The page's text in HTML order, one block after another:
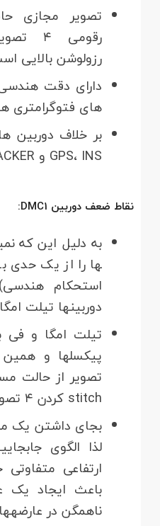
تصویر مجازی
رزولوشن بالایی
های فتوگرامتری
GPS، INS و STAR TRACKER ندارند.
نقاط ضعف دوربین DMC1:
ها را از یک حدی
استحکام
دوربین­ها تیلت
تیلت امگا و فی
پیکسل­ها و
تصویر از حالت
stitch کردن ۴ تصویر حقیقی)
لذا الگوی
ارتفاعی
باعث ایجاد
ناهمگن در